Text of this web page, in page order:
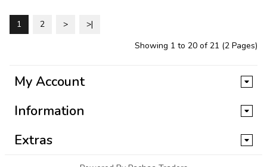
1 2 >
>|
Showing 1 to 20 of 21 (2 Pages)
My Account
Information
Extras